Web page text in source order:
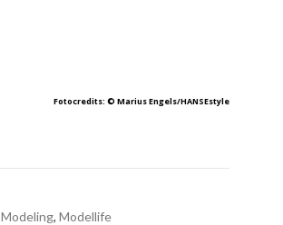
Fotocredits: © Marius Engels/HANSEstyle
Modeling, Modellife